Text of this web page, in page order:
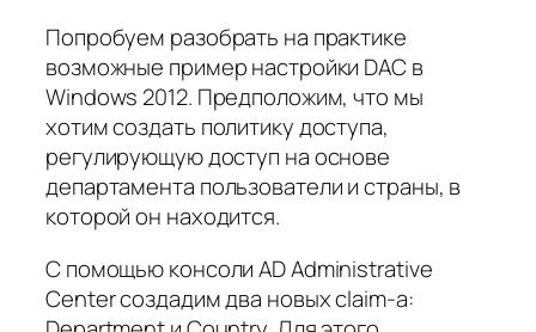
Попробуем разобрать на практике
возможные пример настройки DAC в
Windows 2012. Предположим, что мы
хотим создать политику доступа,
регулирующую доступ на основе
департамента пользователи и страны, в
которой он находится.
С помощью консоли AD Administrative
Center создадим два новых claim-a: